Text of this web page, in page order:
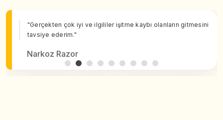
"Gerçekten çok iyi ve ilgililer işitme kaybı olanların gitmesini
tavsiye ederim."
Narkoz Razor